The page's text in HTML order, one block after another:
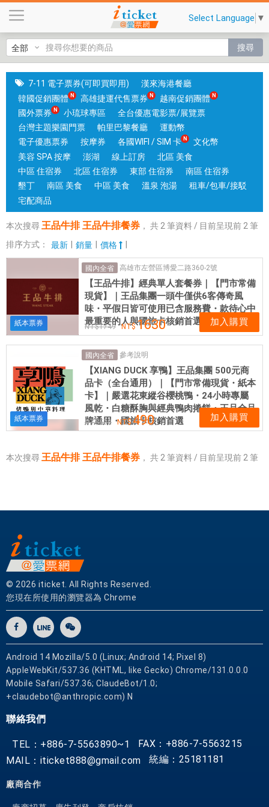
牛
排
王
品
牛
排
餐
券
|
台
中
高
雄
實
體
門
市
，
票
券
即
買
即
用
Select Language ▼
搜尋
7-11 電子票券(可即買即用)
漢來海港餐廳
韓國促銷團體
高雄捷運代售票券
越南促銷團體
國外票券
小琉球專區
全台優惠電影票/展覽票
台灣主題樂園門票
帕里巴黎餐廳
運動幣
電子優惠票券
按摩券 各國WIFI / SIM 卡
文化幣
美容 SPA 按摩
澎湖 線上訂房
北區 美食
中區 住宿券
北區 住宿券 東部 住宿券
南區 住宿券
墾丁
南區 美食 中區 美食 溫泉 泡湯
租車/包車/接駁
宅配商品
本次搜尋 王品牛排 王品牛排餐券 ， 共 2 筆資料 / 目前呈現前 2 筆
排序方式：
最新 銷量 價格
紙本票券
國內全省 高雄市左營區博愛二路360-2號
【王品牛排】經典單人套餐券｜【門市常備
現貨】｜王品集團一頭牛僅供6客傳奇風
味・平假日皆可使用已含服務費・款待心中
最重要的人與國旅卡核銷首選
1749 1630 加入購買
紙本票券
國內全省 參考說明
【XIANG DUCK 享鴨】王品集團 500元商
品卡（全台通用）｜【門市常備現貨・紙本
卡】｜嚴選花東縱谷櫻桃鴨・24小時專屬
風乾・白糖酥胸與經典鴨肉捲餅・王品全品
牌通用・國旅卡核銷首選
500 490 加入購買
本次搜尋 王品牛排 王品牛排餐券 ， 共 2 筆資料 / 目前呈現前 2 筆
© 2026 iticket. All Rights Reserved.
您現在所使用的瀏覽器為 Chrome
Android 14 Mozilla/5.0 (Linux; Android 14; Pixel 8)
AppleWebKit/537.36 (KHTML, like Gecko) Chrome/131.0.0.0
Mobile Safari/537.36; ClaudeBot/1.0;
+claudebot@anthropic.com) N
聯絡我們
TEL：+886-7-5563890~1
FAX：+886-7-5563215
MAIL：iticket888@gmail.com
統編：25181181
廠商合作